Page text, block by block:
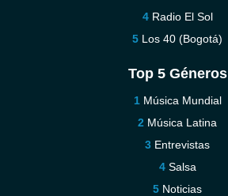
Radio El Sol
Los 40 (Bogotá)
Top 5 Géneros
Música Mundial
Música Latina
Entrevistas
Salsa
Noticias